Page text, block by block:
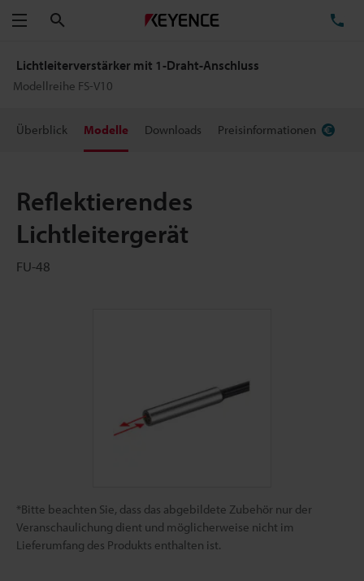
Menü
Lichtleiterverstärker mit 1-Draht-Anschluss
Modellreihe FS-V10
Überblick Modelle Downloads Preisinformationen
Reflektierendes
Lichtleitergerät
FU-48
*Bitte beachten Sie, dass das abgebildete Zubehör nur der
Veranschaulichung dient und möglicherweise nicht im
Lieferumfang des Produkts enthalten ist.